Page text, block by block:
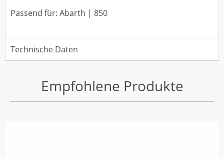
Passend für: Abarth | 850
Technische Daten
Empfohlene Produkte